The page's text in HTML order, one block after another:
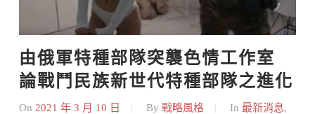
由俄軍特種部隊突襲色情工作室
論戰鬥民族新世代特種部隊之進化
On 2021 年 3 月 10 日 By 戰略風格 In 最新消息,